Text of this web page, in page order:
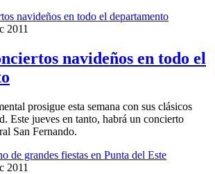
2011
navideños en todo el
prosigue esta semana con sus clásicos
Este jueves en tanto, habrá un concierto
San Fernando.
2011